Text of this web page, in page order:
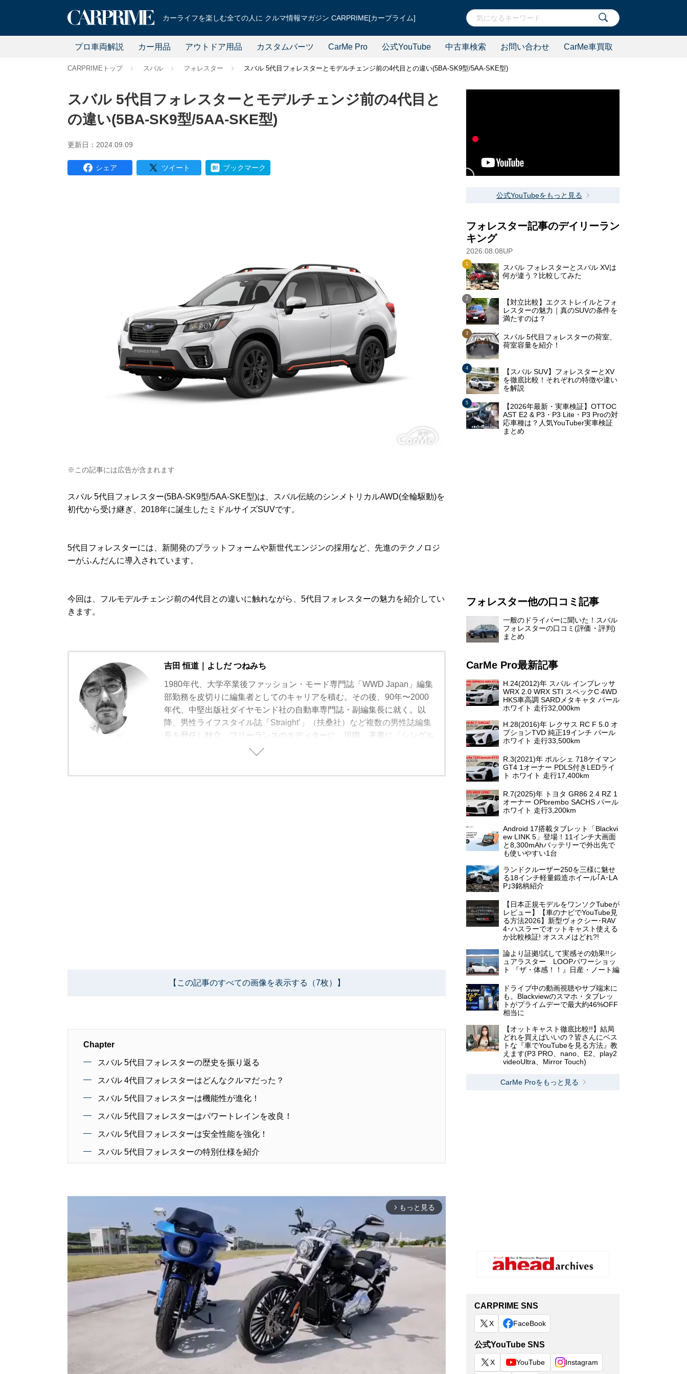
カーライフを楽しむ全ての人に クルマ情報マガジン CARPRIME[カープライム]
プロ車両解説 カー用品 アウトドア用品 カスタムパーツ CarMe Pro 公式YouTube 中古車検索 お問い合わせ CarMe車買取
CARPRIMEトップ スバル フォレスター スバル 5代目フォレスターとモデルチェンジ前の4代目との違い(5BA-SK9型/5AA-SKE型)
スバル 5代目フォレスターとモデルチェンジ前の4代目と
の違い(5BA-SK9型/5AA-SKE型)
更新日：2024.09.09
シェア ツイート ブックマーク
※この記事には広告が含まれます
スバル 5代目フォレスター(5BA-SK9型/5AA-SKE型)は、スバル伝統のシンメトリカルAWD(全輪駆動)を
初代から受け継ぎ、2018年に誕生したミドルサイズSUVです。
5代目フォレスターには、新開発のプラットフォームや新世代エンジンの採用など、先進のテクノロジ
ーがふんだんに導入されています。
今回は、フルモデルチェンジ前の4代目との違いに触れながら、5代目フォレスターの魅力を紹介してい
きます。
吉田 恒道｜よしだ つねみち
1980年代、大学卒業後ファッション・モード専門誌「WWD Japan」編集
部勤務を皮切りに編集者としてのキャリアを積む。その後、90年〜2000
年代、中堅出版社ダイヤモンド社の自動車専門誌・副編集長に就く。以
降、男性ライフスタイル誌「Straight’」（扶桑社）など複数の男性誌編集
長を歴任し独立、フリーランスのエディターに、現職。著書に「シングル
モルトの愉しみ方」（学習研究社）がある。
【この記事のすべての画像を表示する（7枚）】
Chapter
スバル 5代目フォレスターの歴史を振り返る
スバル 4代目フォレスターはどんなクルマだった？
スバル 5代目フォレスターは機能性が進化！
スバル 5代目フォレスターはパワートレインを改良！
スバル 5代目フォレスターは安全性能を強化！
スバル 5代目フォレスターの特別仕様を紹介
arrow_forward_ios もっと見る
公式YouTubeをもっと見る
フォレスター記事のデイリーラン
キング
2026.08.08UP
スバル フォレスターとスバル XVは
何が違う？比較してみた
【対立比較】エクストレイルとフォ
レスターの魅力｜真のSUVの条件を
満たすのは？
スバル 5代目フォレスターの荷室、
荷室容量を紹介！
【スバル SUV】フォレスターとXV
を徹底比較！それぞれの特徴や違い
を解説
【2026年最新・実車検証】OTTOC
AST E2 & P3・P3 Lite・P3 Proの対
応車種は？人気YouTuber実車検証
まとめ
フォレスター他の口コミ記事
一般のドライバーに聞いた！スバル
フォレスターの口コミ(評価・評判)
まとめ
CarMe Pro最新記事
H.24(2012)年 スバル インプレッサ
WRX 2.0 WRX STI スペックC 4WD
HKS車高調 SARDメタキャタ パール
ホワイト 走行32,000km
H.28(2016)年 レクサス RC F 5.0 オ
プションTVD 純正19インチ パール
ホワイト 走行33,500km
R.3(2021)年 ポルシェ 718ケイマン
GT4 1オーナー PDLS付きLEDライ
ト ホワイト 走行17,400km
R.7(2025)年 トヨタ GR86 2.4 RZ 1
オーナー OPbrembo SACHS パール
ホワイト 走行3,200km
Android 17搭載タブレット「Blackvi
ew LINK 5」登場！11インチ大画面
と8,300mAhバッテリーで外出先で
も使いやすい1台
ランドクルーザー250を三様に魅せ
る18インチ軽量鍛造ホイール｢A･LA
P｣3銘柄紹介
【日本正規モデルをワンソクTubeが
レビュー】【車のナビでYouTube見
る方法2026】新型ヴォクシー･RAV
4･ハスラーでオットキャスト使える
か比較検証! オススメはどれ?!
論より証拠!試して実感その効果!!シ
ュアラスター LOOPパワーショッ
ト 『ザ・体感！！』日産・ノート編
ドライブ中の動画視聴やサブ端末に
も。Blackviewのスマホ・タブレッ
トがプライムデーで最大約46%OFF
相当に
【オットキャスト徹底比較!!】結局
どれを買えばいいの？皆さんにベス
トな『車でYouTubeを見る方法』教
えます(P3 PRO、nano、E2、play2
videoUltra、Mirror Touch)
CarMe Proをもっと見る
CARPRIME SNS
X FaceBook
公式YouTube SNS
X YouTube Instagram